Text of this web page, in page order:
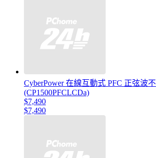
CyberPower 在線互動式 PFC 正弦波
(CP1500PFCLCDa)
$7,490
$7,490